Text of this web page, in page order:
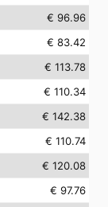
€ 96.96
€ 83.42
€ 113.78
€ 110.34
€ 142.38
€ 110.74
€ 120.08
€ 97.76